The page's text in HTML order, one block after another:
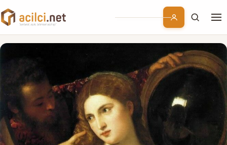
Branşlar
Konular
Kurumsal
Abonelik